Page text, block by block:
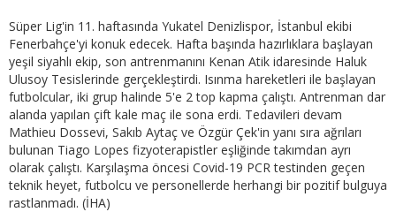
Süper Lig'in 11. haftasında Yukatel Denizlispor, İstanbul ekibi
Fenerbahçe'yi konuk edecek. Hafta başında hazırlıklara başlayan
yeşil siyahlı ekip, son antrenmanını Kenan Atik idaresinde Haluk
Ulusoy Tesislerinde gerçekleştirdi. Isınma hareketleri ile başlayan
futbolcular, iki grup halinde 5'e 2 top kapma çalıştı. Antrenman dar
alanda yapılan çift kale maç ile sona erdi. Tedavileri devam
Mathieu Dossevi, Sakıb Aytaç ve Özgür Çek'in yanı sıra ağrıları
bulunan Tiago Lopes fizyoterapistler eşliğinde takımdan ayrı
olarak çalıştı. Karşılaşma öncesi Covid-19 PCR testinden geçen
teknik heyet, futbolcu ve personellerde herhangi bir pozitif bulguya
rastlanmadı. (İHA)